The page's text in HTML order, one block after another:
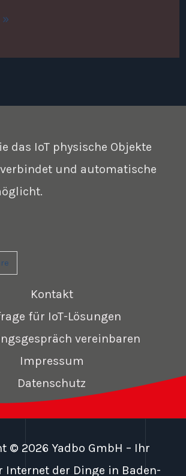
das IoT physische Objekte
und automatische
Kontakt
für IoT-Lösungen
vereinbaren
Impressum
Datenschutz
© 2026 Yadbo GmbH – Ihr
Internet der Dinge in Baden-